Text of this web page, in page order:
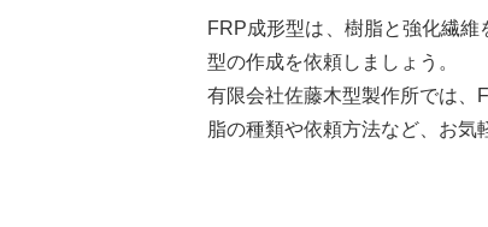
FRP成形型は、樹脂と強化繊
型の作成を依頼しましょう。
有限会社佐藤木型製作所では、
脂の種類や依頼方法など、お気